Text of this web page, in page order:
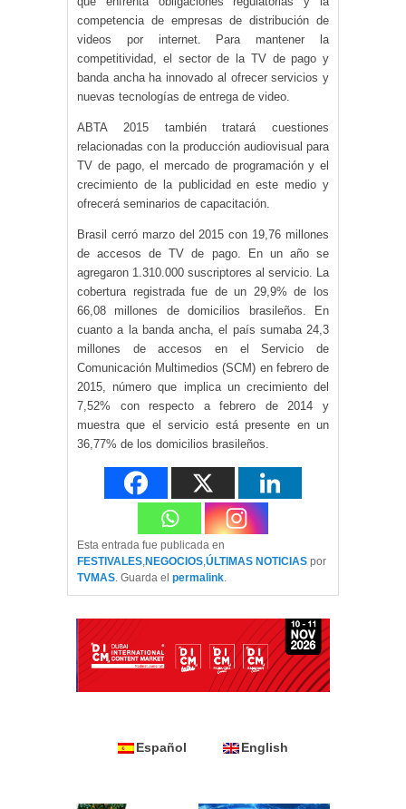
competencia de empresas de distribución de
videos por internet. Para mantener la
competitividad, el sector de la TV de pago y
banda ancha ha innovado al ofrecer servicios y
nuevas tecnologías de entrega de video.
ABTA 2015 también tratará cuestiones
relacionadas con la producción audiovisual para
TV de pago, el mercado de programación y el
crecimiento de la publicidad en este medio y
ofrecerá seminarios de capacitación.
Brasil cerró marzo del 2015 con 19,76 millones
de accesos de TV de pago. En un año se
agregaron 1.310.000 suscriptores al servicio. La
cobertura registrada fue de un 29,9% de los
66,08 millones de domicilios brasileños. En
cuanto a la banda ancha, el país sumaba 24,3
millones de accesos en el Servicio de
Comunicación Multimedios (SCM) en febrero de
2015, número que implica un crecimiento del
7,52% con respecto a febrero de 2014 y
muestra que el servicio está presente en un
36,77% de los domicilios brasileños.
Esta entrada fue publicada en
FESTIVALES NEGOCIOS ÚLTIMAS NOTICIAS por
TVMAS . Guarda el permalink
Español English